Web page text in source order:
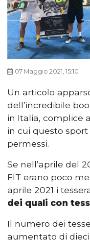
07 Maggio 2021, 15:10
Un articolo
dell’incredibile
in Italia, complice
in cui questo
permessi.
Se nell’aprile del
FIT erano poco
aprile 2021 i
dei quali con
Il numero dei
aumentato di